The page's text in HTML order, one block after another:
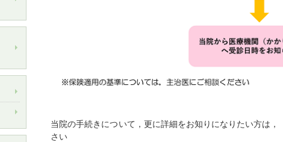
当院の手続きについて，更に詳細をお知りになりたい方は，
さい